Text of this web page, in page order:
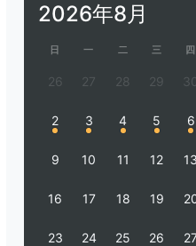
2026年8月
日 一 二 三 四
26 27 28 29
2 3 4 5 6
9 10 11 12 13
16 17 18 19
23 24 25 26